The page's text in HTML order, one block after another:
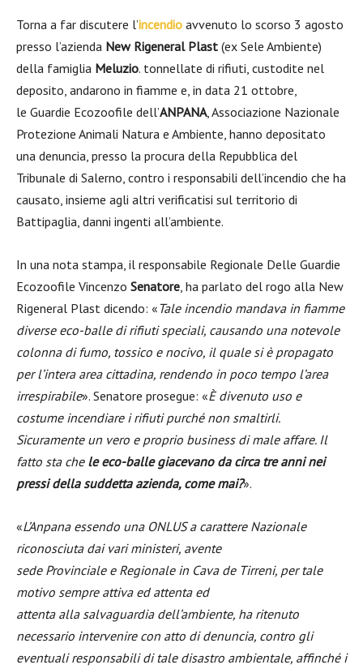
Torna a far discutere l’incendio avvenuto lo scorso 3 agosto
presso l’azienda New Rigeneral Plast (ex Sele Ambiente)
della famiglia Meluzio. tonnellate di rifiuti, custodite nel
deposito, andarono in fiamme e, in data 21 ottobre,
le Guardie Ecozoofile dell’ANPANA, Associazione Nazionale
Protezione Animali Natura e Ambiente, hanno depositato
una denuncia, presso la procura della Repubblica del
Tribunale di Salerno, contro i responsabili dell’incendio che ha
causato, insieme agli altri verificatisi sul territorio di
Battipaglia, danni ingenti all’ambiente.
In una nota stampa, il responsabile Regionale Delle Guardie
Ecozoofile Vincenzo Senatore, ha parlato del rogo alla New
Rigeneral Plast dicendo: « Tale incendio mandava in fiamme
diverse eco-balle di rifiuti speciali, causando una notevole
colonna di fumo, tossico e nocivo, il quale si è propagato
per l’intera area cittadina, rendendo in poco tempo l’area
irrespirabile». Senatore prosegue: «È divenuto uso e
costume incendiare i rifiuti purché non smaltirli.
Sicuramente un vero e proprio business di male affare. Il
fatto sta che le eco-balle giacevano da circa tre anni nei
pressi della suddetta azienda, come mai?».
«L’Anpana essendo una ONLUS a carattere Nazionale
riconosciuta dai vari ministeri, avente
sede Provinciale e Regionale in Cava de Tirreni, per tale
motivo sempre attiva ed attenta ed
attenta alla salvaguardia dell’ambiente, ha ritenuto
necessario intervenire con atto di denuncia, contro gli
eventuali responsabili di tale disastro ambientale, affinché i